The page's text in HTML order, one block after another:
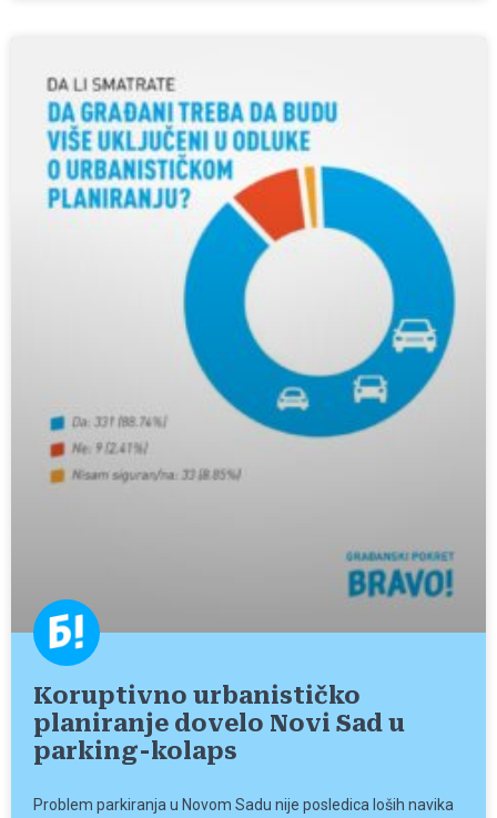
Koruptivno urbanističko
planiranje dovelo Novi Sad u
parking-kolaps
Problem parkiranja u Novom Sadu nije posledica loših navika